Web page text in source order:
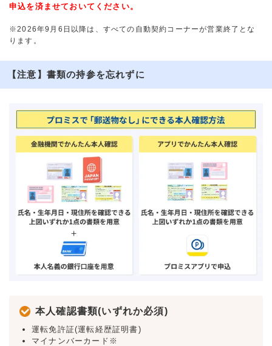
申込を済ませておいてください。
※2026年9月6日以降は、すべての自動契約コーナーが営業終了とな
ります。
【注意】書類の持参を忘れずに
本人確認書類(いずれか必須)
運転免許証(運転経歴証明書)
マイナンバーカード※